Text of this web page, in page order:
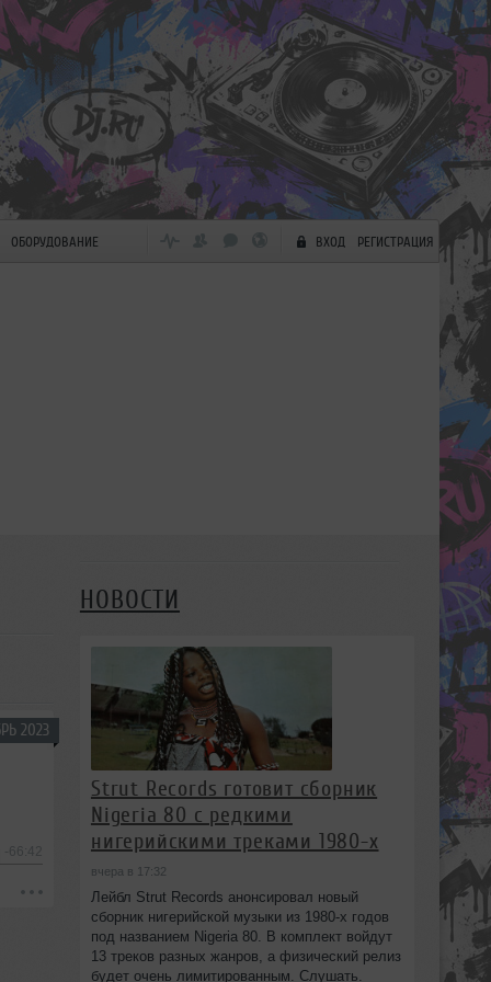
ОБОРУДОВАНИЕ ВХОД РЕГИСТРАЦИЯ
2023
-66:42
НОВОСТИ
Strut Records готовит сборник
Nigeria 80 с редкими
нигерийскими треками 1980-х
вчера в 17:32
Лейбл Strut Records анонсировал новый
сборник нигерийской музыки из 1980-х годов
под названием Nigeria 80. В комплект войдут
13 треков разных жанров, а физический релиз
будет очень лимитированным. Слушать.